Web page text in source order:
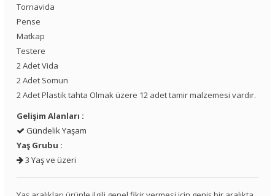
Tornavida
Pense
Matkap
Testere
2 Adet Vida
2 Adet Somun
2 Adet Plastik tahta Olmak üzere 12 adet tamir malzemesi vardır.
Gelişim Alanları :
Gündelik Yaşam
Yaş Grubu :
3 Yaş ve üzeri